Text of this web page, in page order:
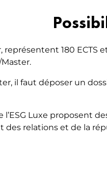
représentent 180
il faut déposer un
Luxe proposent
relations et de la